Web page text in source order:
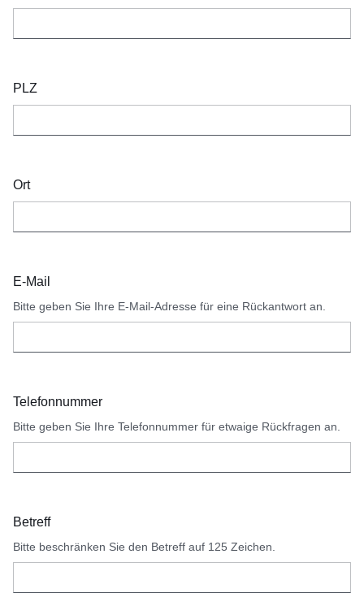
PLZ
Ort
E-Mail
Bitte geben Sie Ihre E-Mail-Adresse für eine Rückantwort an.
Telefonnummer
Bitte geben Sie Ihre Telefonnummer für etwaige Rückfragen an.
Betreff
Bitte beschränken Sie den Betreff auf 125 Zeichen.